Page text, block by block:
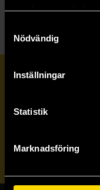
samlat in när du har
Nödvändig
Inställningar
Statistik
Marknadsföring